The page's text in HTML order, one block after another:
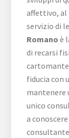
affettivo, al
servizio di
Romano è
di recarsi
fiducia con
mantenere
unico
a